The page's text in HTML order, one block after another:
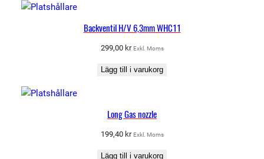
Backventil H/V 6,3mm WHC11
299,00 kr Exkl. Moms
Lägg till i varukorg
Long Gas nozzle
199,40 kr Exkl. Moms
Lägg till i varukorg